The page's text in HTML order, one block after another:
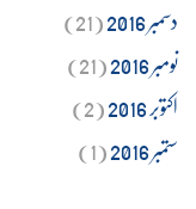
دسمبر 2016
(21)
نومبر 2016
(21)
اکتوبر 2016
(2)
ستمبر 2016
(1)